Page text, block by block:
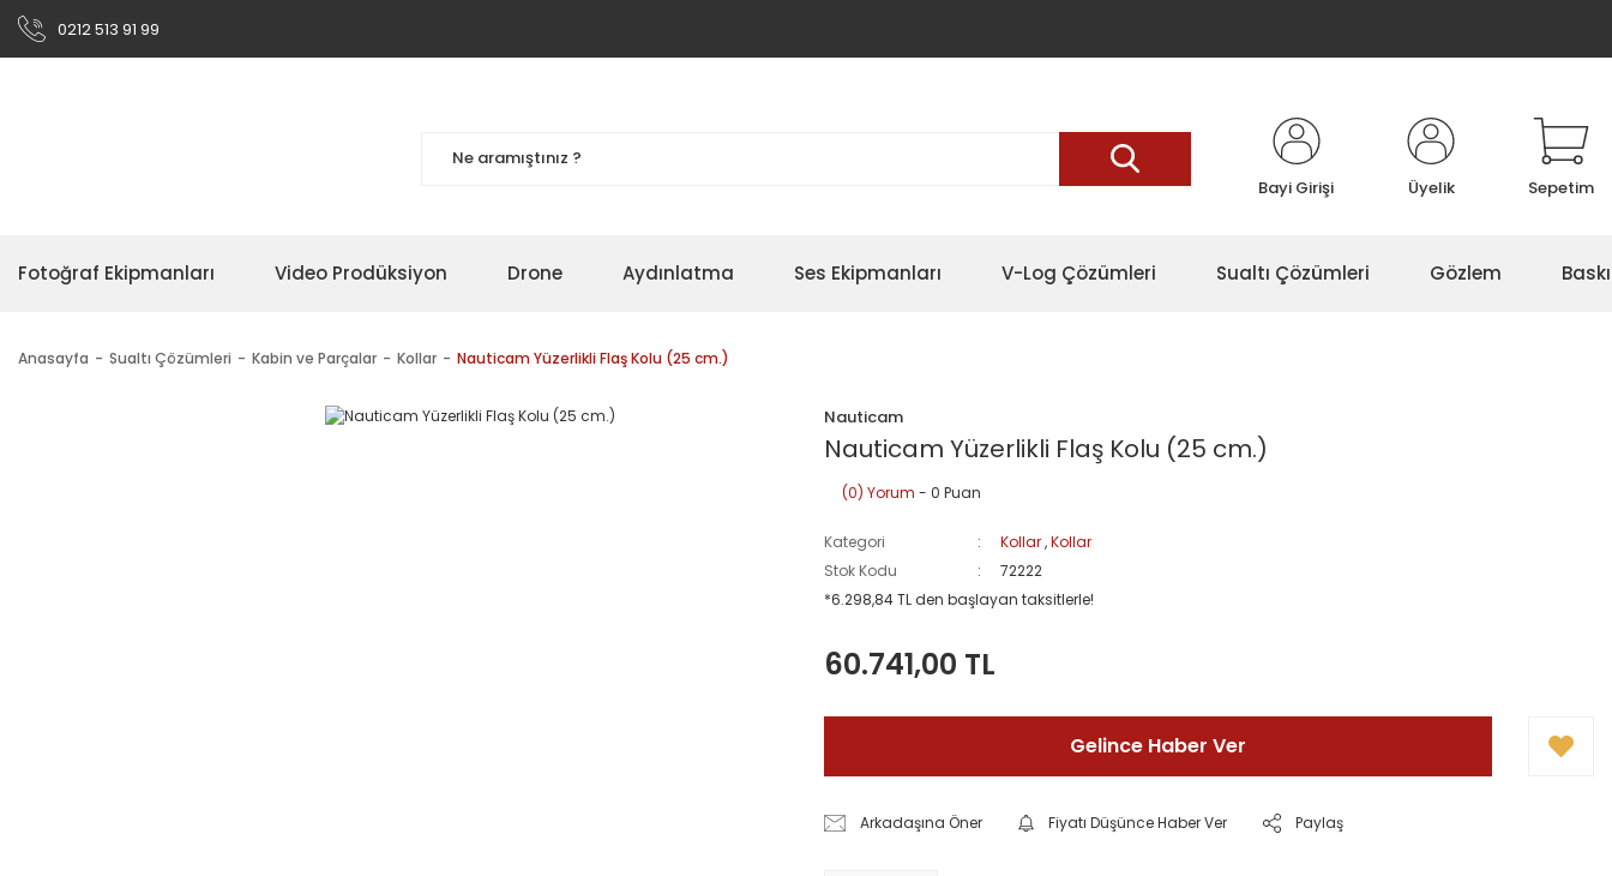
0212 513 91 99
Bayi Girişi Üyelik Sepetim
Fotoğraf Ekipmanları Video Prodüksiyon Drone Aydınlatma Ses Ekipmanları V-Log Çözümleri Sualtı Çözümleri Gözlem
Anasayfa Sualtı Çözümleri Kabin ve Parçalar Kollar Nauticam Yüzerlikli Flaş Kolu (25 cm.)
Nauticam
Nauticam Yüzerlikli Flaş Kolu (25 cm.)
(0) Yorum - 0 Puan
Kategori Kollar,Kollar
Stok Kodu
72222
*6.298,84 TL den başlayan taksitlerle!
60.741,00 TL
Gelince Haber Ver
Arkadaşına Öner Fiyatı Düşünce Haber Ver Paylaş